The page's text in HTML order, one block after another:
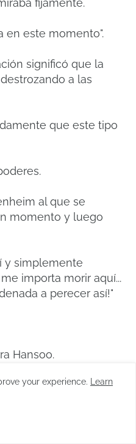
fijamente.
en este momento".
significó que la
a las
que este tipo
al que se
momento y luego
y simplemente
importa morir aquí...
a perecer así!"
Hansoo.
y no el Rey?
Flor sólo recae en el
your experience.
Learn